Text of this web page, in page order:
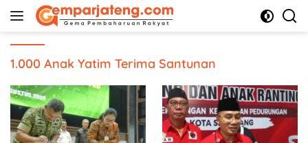
Langsung
1.000 Anak Yatim Terima Santunan